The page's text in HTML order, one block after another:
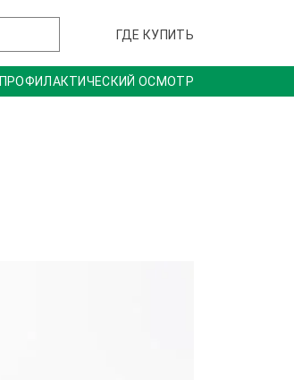
ПРОФИЛАКТИЧЕСКИЙ ОСМОТР
ГДЕ КУПИТЬ